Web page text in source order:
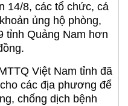
14/8, các tổ chức, cá
ủng hộ phòng,
tỉnh Quảng Nam hơn
Việt Nam tỉnh đã
các địa phương để
chống dịch bệnh